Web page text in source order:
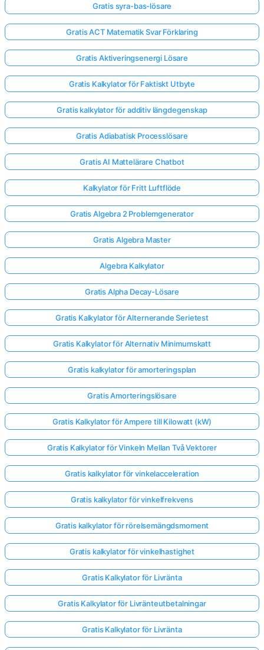
Inga
frågor
än
första
Gratis syra-bas-lösare
Gratis ACT Matematik Svar Förklaring
Gratis Aktiveringsenergi Lösare
Gratis Kalkylator för Faktiskt Utbyte
Gratis kalkylator för additiv längdegenskap
Gratis Adiabatisk Processlösare
Gratis AI Mattelärare Chatbot
Kalkylator för Fritt Luftflöde
Gratis Algebra 2 Problemgenerator
Gratis Algebra Master
Algebra Kalkylator
Gratis Alpha Decay-Lösare
Gratis Kalkylator för Alternerande Serietest
Gratis Kalkylator för Alternativ Minimumskatt
Gratis kalkylator för amorteringsplan
Gratis Amorteringslösare
Gratis Kalkylator för Ampere till Kilowatt (kW)
Gratis Kalkylator för Vinkeln Mellan Två Vektorer
Gratis kalkylator för vinkelacceleration
Gratis kalkylator för vinkelfrekvens
Gratis kalkylator för rörelsemängdsmoment
Gratis kalkylator för vinkelhastighet
Gratis Kalkylator för Livränta
Gratis Kalkylator för Livränteutbetalningar
Gratis Kalkylator för Livränta